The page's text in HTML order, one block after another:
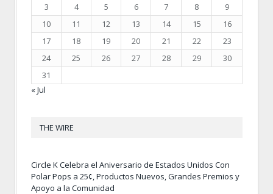
3
4 5 6 7 8
9
10
11 12 13 14 15
16
17
18 19 20 21 22
23
24
25 26 27 28 29
30
31
« Jul
THE WIRE
Circle K Celebra el Aniversario de Estados Unidos Con
Polar Pops a 25¢, Productos Nuevos, Grandes Premios y
Apoyo a la Comunidad